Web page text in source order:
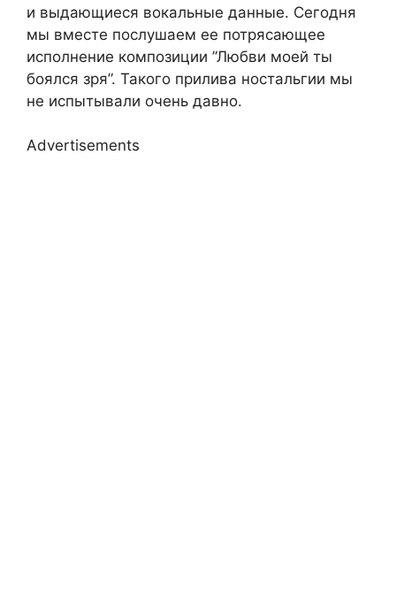
и выдающиеся вокальные данные. Сегодня
мы вместе послушаем ее потрясающее
исполнение композиции ”Любви моей ты
боялся зря”. Такого прилива ностальгии мы
не испытывали очень давно.
Advertisements